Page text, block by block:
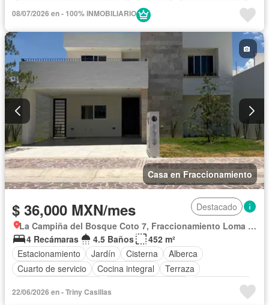
Cisterna
Cocina equipada
Estacionamiento
Gas natural
Gimnasio Internet
Recámara con closet
Sala polivalente
Seguridad
Televisión por cable
Wifi
Zonas verdes
Permite niños
Solo familias
Sin amueblar
08/07/2026 en - 100% INMOBILIARIO
Casa en Fraccionamiento
$ 36,000 MXN/mes
Destacado
La Campiña del Bosque Coto 7, Fraccionamiento Loma Griega
4 Recámaras
4.5 Baños
452 m²
Estacionamiento
Jardín Cisterna
Alberca
Cuarto de servicio
Cocina integral
Terraza
Permite niños
Permite mascotas
Sin amueblar
22/06/2026 en - Triny Casillas